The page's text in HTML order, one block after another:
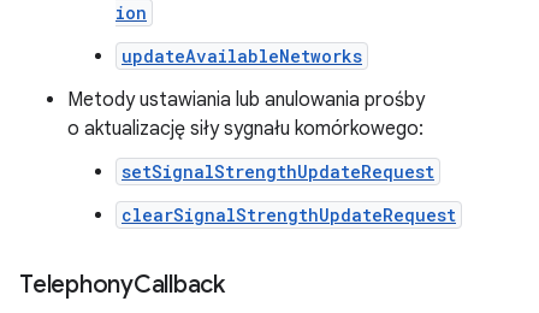
ion
updateAvailableNetworks
Metody ustawiania lub anulowania prośby
o aktualizację siły sygnału komórkowego:
setSignalStrengthUpdateRequest
clearSignalStrengthUpdateRequest
TelephonyCallback